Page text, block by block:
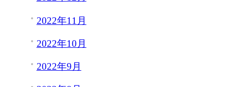
2022年11月
2022年10月
2022年9月